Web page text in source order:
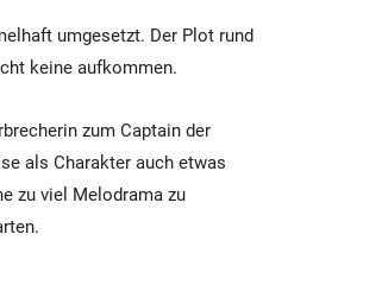
umgesetzt. Der Plot rund
keine aufkommen.
zum Captain der
als Charakter auch etwas
zu viel Melodrama zu